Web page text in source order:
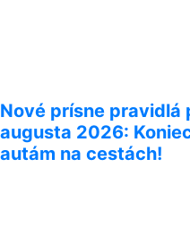
Nové prísne pravidlá
augusta 2026:
autám na cestách!